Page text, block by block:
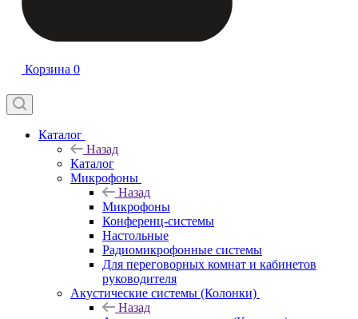
Корзина 0
Каталог
Назад
Каталог
Микрофоны
Назад
Микрофоны
Конференц-системы
Настольные
Радиомикрофонные системы
Для переговорных комнат и кабинетов
руководителя
Акустические системы (Колонки)
Назад